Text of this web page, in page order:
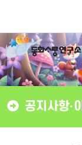
공지사항·